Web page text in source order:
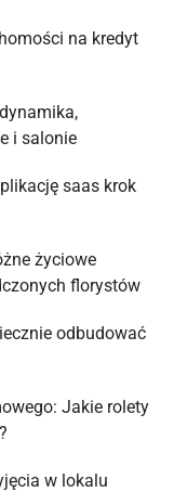
na kredyt
i salonie
saas krok
życiowe
florystów
odbudować
Jakie rolety
w lokalu